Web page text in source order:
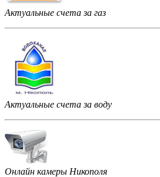
Актуальные счета за газ
Актуальные счета за воду
Онлайн камеры Никополя